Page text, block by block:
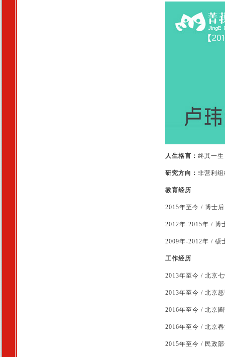
人生格言： 终其一
研究方向： 非营利
教育经历
2015年至今 / 博士
2012年-2015年 /
2009年-2012年 /
工作经历
2013年至今 / 北京
2013年至今 / 北京
2016年至今 / 北京
2016年至今 / 北京
2015年至今 / 民政